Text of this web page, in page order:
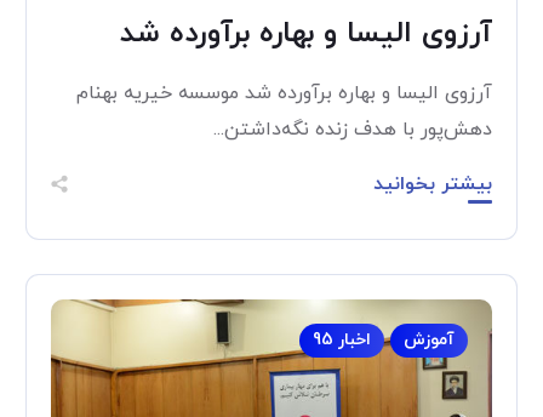
آرزوی الیسا و بهاره برآورده شد
آرزوی الیسا و بهاره برآورده شد موسسه خیریه بهنام
دهش‌پور با هدف زنده نگه‌داشتن...
بیشتر بخوانید
آموزش اخبار 95